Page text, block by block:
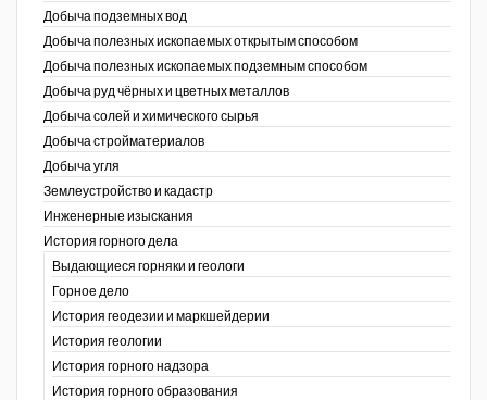
Добыча подземных вод
Добыча полезных ископаемых открытым способом
Добыча полезных ископаемых подземным способом
Добыча руд чёрных и цветных металлов
Добыча солей и химического сырья
Добыча стройматериалов
Добыча угля
Землеустройство и кадастр
Инженерные изыскания
История горного дела
Выдающиеся горняки и геологи
Горное дело
История геодезии и маркшейдерии
История геологии
История горного надзора
История горного образования
распределение
Coal People Magazine
PWC